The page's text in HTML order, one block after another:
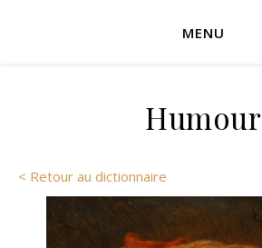
MENU
Humour
< Retour au dictionnaire